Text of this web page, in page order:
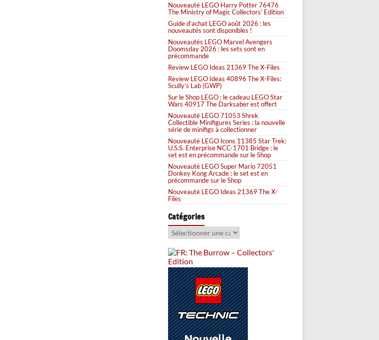
Nouveauté LEGO Harry Potter 76476
The Ministry of Magic Collectors’ Edition
Guide d’achat LEGO août 2026 : les
nouveautés sont disponibles !
Nouveautés LEGO Marvel Avengers
Doomsday 2026 : les sets sont en
précommande
Review LEGO Ideas 21369 The X-Files
Review LEGO Ideas 40896 The X-Files:
Scully’s Lab (GWP)
Sur le Shop LEGO : le cadeau LEGO Star
Wars 40917 The Darksaber est offert
Nouveauté LEGO 71053 Shrek
Collectible Minifigures Series : la nouvelle
série de minifigs à collectionner
Nouveauté LEGO Icons 11385 Star Trek:
U.S.S. Enterprise NCC-1701 Bridge : le
set est en précommande sur le Shop
Nouveauté LEGO Super Mario 72051
Donkey Kong Arcade : le set est en
précommande sur le Shop
Nouveauté LEGO Ideas 21369 The X-
Files
Catégories
Catégories